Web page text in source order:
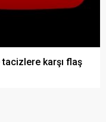
tacizlere karşı flaş